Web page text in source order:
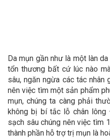
Da mụn gần như là một làn
tổn thương bất cứ lúc nào
sâu, ngăn ngừa các tác nhân
nên việc tìm một sản phẩm
mụn, chúng ta càng phải
không bị bí tắc lỗ chân lông
sạch sâu chúng nên việc tìm
thành phần hỗ trợ trị mụn là